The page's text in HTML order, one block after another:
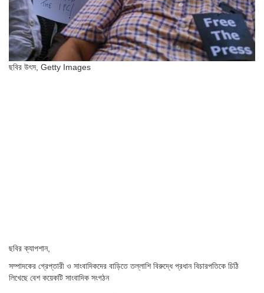
ছবির উৎস, Getty Images
ছবির ক্যাপশান,
সম্পাদকের গ্রেপ্তারী ও সাংবাদিকদের বাড়িতে তল্লাশি বিরুদ্ধে প্রধান বিচারপতিকে চিঠি
লিখেছে বেশ কয়েকটি সাংবাদিক সংগঠন